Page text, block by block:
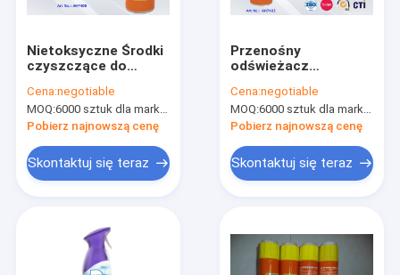
Nietoksyczne Środki
czyszczące do
domowego Meble
skórzane lub obuwia
Polskie spray Multi
Cena:negotiable
MOQ:6000 sztuk dla marki Aristo, 15000 sztuk dla marki klienta
Pobierz najnowszą cenę
Skontaktuj się teraz
Przenośny
odświeżacz
sprzątania w domu,
rozpylacz powietrza
do domowych
czyszczenia
Cena:negotiable
MOQ:6000 sztuk dla marki Aristo, 15000 sztuk dla marki klienta
Pobierz najnowszą cenę
Skontaktuj się teraz